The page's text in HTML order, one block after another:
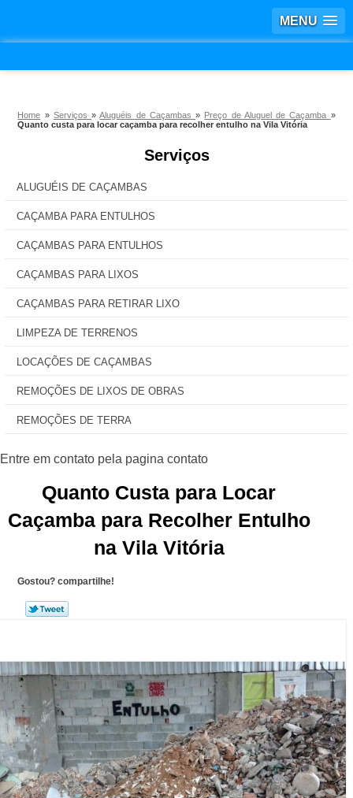
MENU
Home » Serviços»Aluguéis de Caçambas» Preço de Aluguel de Caçamba »
Quanto custa para locar caçamba para recolher entulho na Vila Vitória
Serviços
ALUGUÉIS DE CAÇAMBAS
CAÇAMBA PARA ENTULHOS
CAÇAMBAS PARA ENTULHOS
CAÇAMBAS PARA LIXOS
CAÇAMBAS PARA RETIRAR LIXO
LIMPEZA DE TERRENOS
LOCAÇÕES DE CAÇAMBAS
REMOÇÕES DE LIXOS DE OBRAS
REMOÇÕES DE TERRA
Quanto Custa para Locar
Caçamba para Recolher Entulho
na Vila Vitória
Gostou? compartilhe!